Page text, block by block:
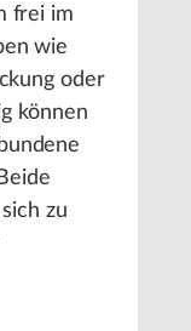
frei im
wie
oder
können
zu